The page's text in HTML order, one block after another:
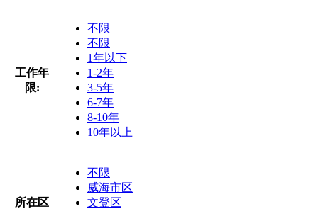
工作年
限:
不限
不限
1年以下
1-2年
3-5年
6-7年
8-10年
10年以上
所在区
不限
威海市区
文登区